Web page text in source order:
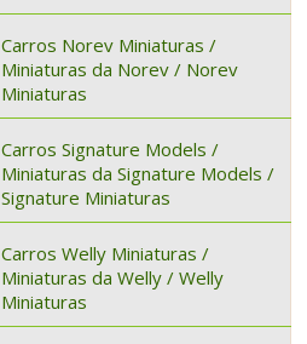
Carros Norev Miniaturas /
Miniaturas da Norev / Norev
Miniaturas
Carros Signature Models /
Miniaturas da Signature Models /
Signature Miniaturas
Carros Welly Miniaturas /
Miniaturas da Welly / Welly
Miniaturas